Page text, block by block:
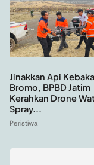
Jinakkan Api
Bromo, BPBD Jatim
Kerahkan Drone
Spray...
Peristiwa